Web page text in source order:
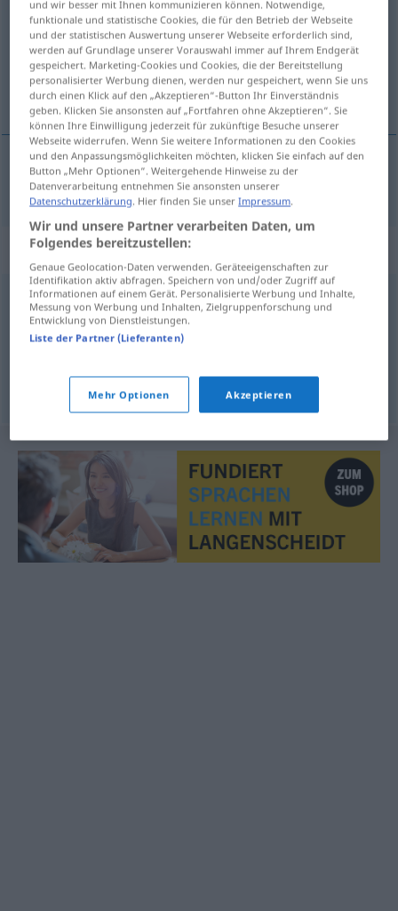
Übersicht aller Übersetzungen
(Für mehr Details die Übersetzung anklicken/antippen)
Doktrin
Doktrinf doktryna
Synonyme für "doktryna"
ideologia
und wir besser mit Ihnen kommunizieren können. Notwendige,
funktionale und statistische Cookies, die für den Betrieb der Webseite
und der statistischen Auswertung unserer Webseite erforderlich sind,
werden auf Grundlage unserer Vorauswahl immer auf Ihrem Endgerät
gespeichert. Marketing-Cookies und Cookies, die der Bereitstellung
personalisierter Werbung dienen, werden nur gespeichert, wenn Sie uns
durch einen Klick auf den „Akzeptieren“-Button Ihr Einverständnis
geben. Klicken Sie ansonsten auf „Fortfahren ohne Akzeptieren“. Sie
können Ihre Einwilligung jederzeit für zukünftige Besuche unserer
Webseite widerrufen. Wenn Sie weitere Informationen zu den Cookies
und den Anpassungsmöglichkeiten möchten, klicken Sie einfach auf den
Button „Mehr Optionen“. Weitergehende Hinweise zu der
Datenverarbeitung entnehmen Sie ansonsten unserer
Datenschutzerklärung. Hier finden Sie unserImpressum.
Wir und unsere Partner verarbeiten Daten, um
Folgendes bereitzustellen:
Genaue Geolocation-Daten verwenden. Geräteeigenschaften zur
Identifikation aktiv abfragen. Speichern von und/oder Zugriff auf
Informationen auf einem Gerät. Personalisierte Werbung und Inhalte,
Messung von Werbung und Inhalten, Zielgruppenforschung und
Entwicklung von Dienstleistungen.
Liste der Partner (Lieferanten)
Mehr Optionen Akzeptieren